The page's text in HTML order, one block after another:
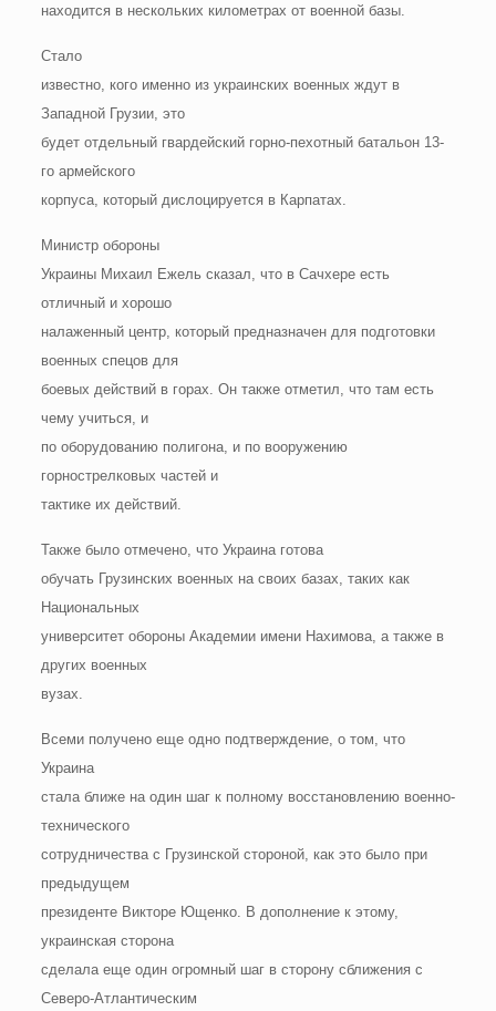
находится в нескольких километрах от военной базы.
Стало
известно, кого именно из украинских военных ждут в
Западной Грузии, это
будет отдельный гвардейский горно-пехотный батальон 13-
го армейского
корпуса, который дислоцируется в Карпатах.
Министр обороны
Украины Михаил Ежель сказал, что в Сачхере есть
отличный и хорошо
налаженный центр, который предназначен для подготовки
военных спецов для
боевых действий в горах. Он также отметил, что там есть
чему учиться, и
по оборудованию полигона, и по вооружению
горнострелковых частей и
тактике их действий.
Также было отмечено, что Украина готова
обучать Грузинских военных на своих базах, таких как
Национальных
университет обороны Академии имени Нахимова, а также в
других военных
вузах.
Всеми получено еще одно подтверждение, о том, что
Украина
стала ближе на один шаг к полному восстановлению военно-
технического
сотрудничества с Грузинской стороной, как это было при
предыдущем
президенте Викторе Ющенко. В дополнение к этому,
украинская сторона
сделала еще один огромный шаг в сторону сближения с
Северо-Атлантическим